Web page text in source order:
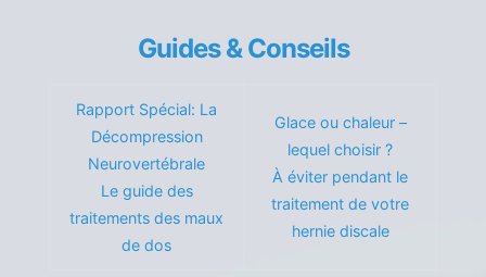
Guides & Conseils
Rapport Spécial: La
Décompression
Neurovertébrale
Le guide des
traitements des maux
de dos
Glace ou chaleur –
lequel choisir ?
À éviter pendant le
traitement de votre
hernie discale